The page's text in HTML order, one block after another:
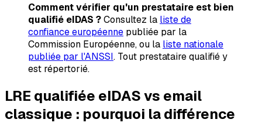
Comment vérifier qu'un prestataire est bien
qualifié eIDAS ?Consultez la liste de
confiance européenne publiée par la
Commission Européenne, ou la liste nationale
publiée par l'ANSSI. Tout prestataire qualifié y
est répertorié.
LRE qualifiée eIDAS vs email
classique : pourquoi la différence